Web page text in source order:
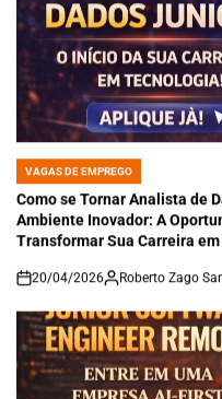
POSTED
IN
VAGAS DE EMPREGO
Como se Tornar Analista de
Ambiente Inovador: A
Transformar Sua Carreira
on
20/04/2026 Roberto Zago